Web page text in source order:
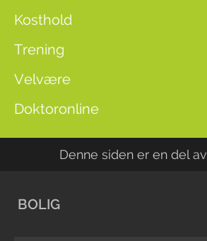
Kosthold
Trening
Velvære
Doktoronline
Denne siden er en del av
BOLIG